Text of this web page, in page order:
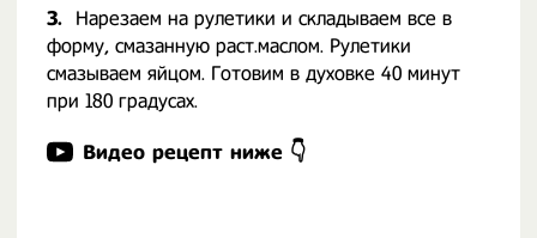
3.
Нарезаем на рулетики и складываем все в
форму, смазанную раст.маслом. Рулетики
смазываем яйцом. Готовим в духовке 40 минут
при 180 градусах.
Видео рецепт ниже 👇